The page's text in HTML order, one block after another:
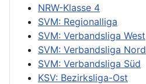
NRW-Klasse 4
SVM: Regionalliga
SVM: Verbandsliga West
SVM: Verbandsliga Nord
SVM: Verbandsliga Süd
KSV: Bezirksliga-Ost